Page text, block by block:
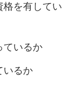
格を有してい
ているか
いるか